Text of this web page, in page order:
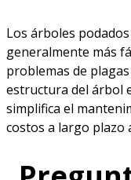
Los árboles
generalmente más
problemas de
estructura del árbol
simplifica el
costos a largo plazo